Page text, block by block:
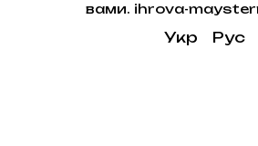
вами. ihrova-
Укр Рус